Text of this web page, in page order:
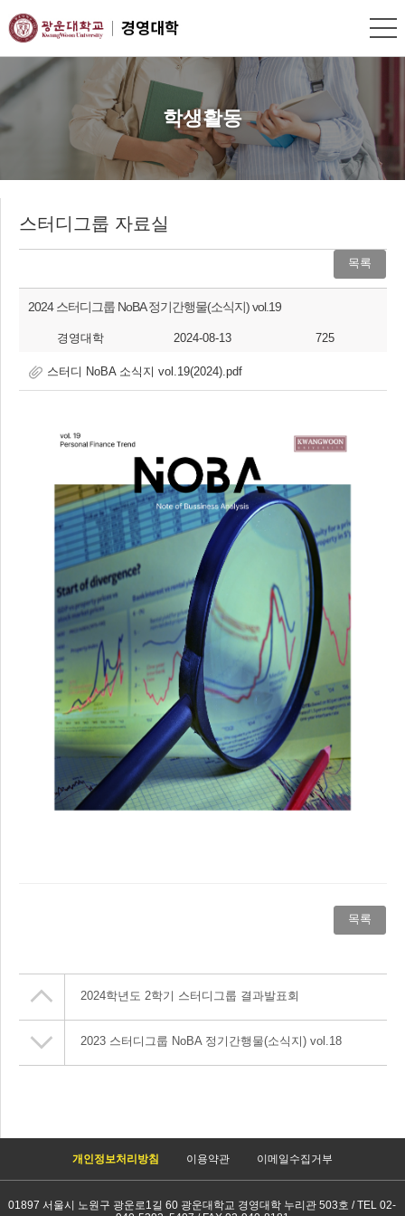
학생활동
스터디그룹 자료실
목록
2024 스터디그룹 NoBA 정기간행물(소식지) vol.19
경영대학 2024-08-13 725
스터디 NoBA 소식지 vol.19(2024).pdf
목록
2024학년도 2학기 스터디그룹 결과발표회
2023 스터디그룹 NoBA 정기간행물(소식지) vol.18
개인정보처리방침 이용약관 이메일수집거부
01897 서울시 노원구 광운로1길 60 광운대학교 경영대학 누리관 503호 / TEL 02-